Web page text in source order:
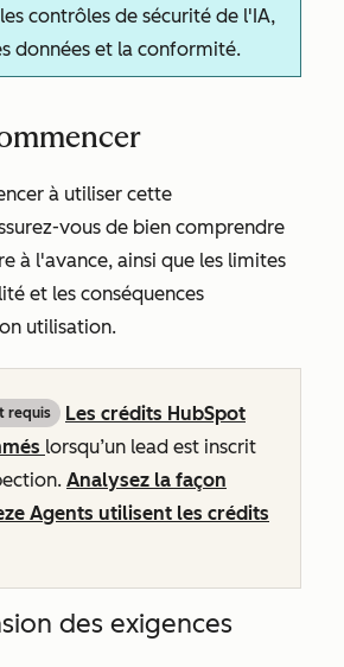
contrôles de sécurité de l'IA,
données et la conformité.
à utiliser cette
vous de bien comprendre
à l'avance, ainsi que les limites
et les conséquences
utilisation.
requis
Les crédits HubSpot
lorsqu’un lead est inscrit
Analysez la façon
Agents utilisent les crédits
des exigences